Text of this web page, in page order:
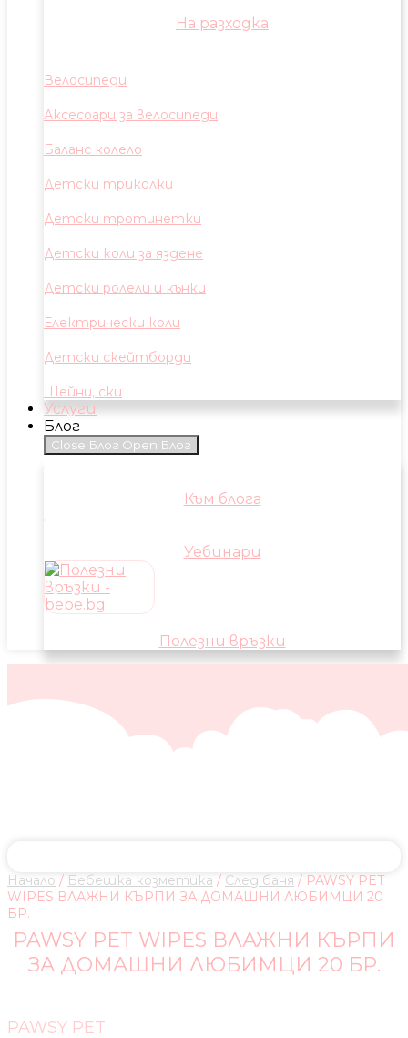
На разходка
Велосипеди
Аксесоари за велосипеди
Баланс колело
Детски триколки
Детски тротинетки
Детски коли за яздене
Детски ролели и кънки
Електрически коли
Детски скейтборди
Шейни, ски
Услуги
Блог
Close Блог Open Блог
Към блога
Уебинари
Полезни връзки
Начало / Бебешка козметика / След баня / PAWSY PET
WIPES ВЛАЖНИ КЪРПИ ЗА ДОМАШНИ ЛЮБИМЦИ 20
БР.
PAWSY PET WIPES ВЛАЖНИ КЪРПИ
ЗА ДОМАШНИ ЛЮБИМЦИ 20 БР.
PAWSY PET